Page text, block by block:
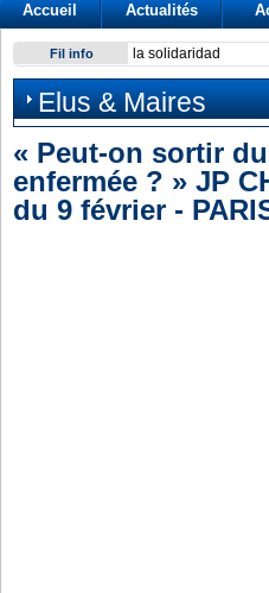
Accueil Actualités
Fil info Exodus: West
Elus & Maires
« Peut-on sortir
enfermée ? » JP
du 9 février -